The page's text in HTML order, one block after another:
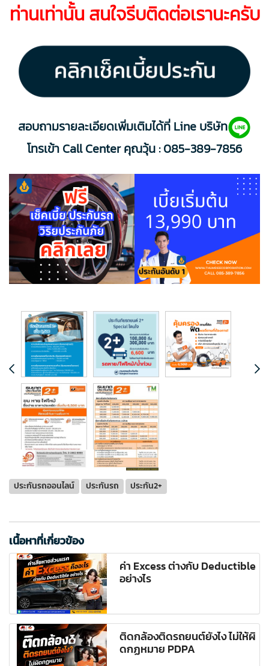
ท่านเท่านั้น สนใจรีบติดต่อเรานะครับ
สอบถามรายละเอียดเพิ่มเติมได้ที่ Line บริษัท
โทรเข้า Call Center คุณวุ้น :085-389-7856
ประกันรถออนไลน์ ประกันรถ ประกัน2+
เนื้อหาที่เกี่ยวข้อง
ค่า Excess ต่างกับ Deductible
อย่างไร
ติดกล้องติดรถยนต์ยังไง ไม่ให้ผิ
ดกฏหมาย PDPA